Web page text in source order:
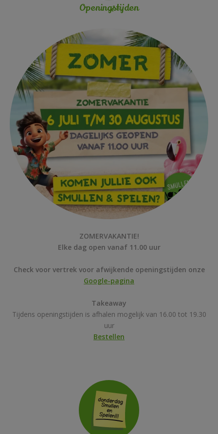
Openingstijden
ZOMERVAKANTIE!
Elke dag open vanaf 11.00 uur
Check voor vertrek voor afwijkende openingstijden onze
Google-pagina
Takeaway
Tijdens openingstijden is afhalen mogelijk van 16.00 tot 19.30
uur
Bestellen